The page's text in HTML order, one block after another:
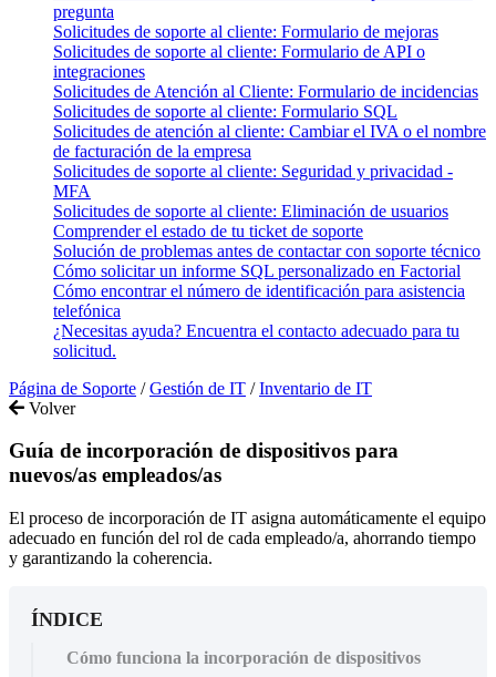
pregunta
Solicitudes de soporte al cliente: Formulario de mejoras
Solicitudes de soporte al cliente: Formulario de API o
integraciones
Solicitudes de Atención al Cliente: Formulario de incidencias
Solicitudes de soporte al cliente: Formulario SQL
Solicitudes de atención al cliente: Cambiar el IVA o el nombre
de facturación de la empresa
Solicitudes de soporte al cliente: Seguridad y privacidad -
MFA
Solicitudes de soporte al cliente: Eliminación de usuarios
Comprender el estado de tu ticket de soporte
Solución de problemas antes de contactar con soporte técnico
Cómo solicitar un informe SQL personalizado en Factorial
Cómo encontrar el número de identificación para asistencia
telefónica
¿Necesitas ayuda? Encuentra el contacto adecuado para tu
solicitud.
Página de Soporte / Gestión de IT / Inventario de IT
Volver
Guía de incorporación de dispositivos para
nuevos/as empleados/as
El proceso de incorporación de IT asigna automáticamente el equipo
adecuado en función del rol de cada empleado/a, ahorrando tiempo
y garantizando la coherencia.
ÍNDICE
Cómo funciona la incorporación de dispositivos